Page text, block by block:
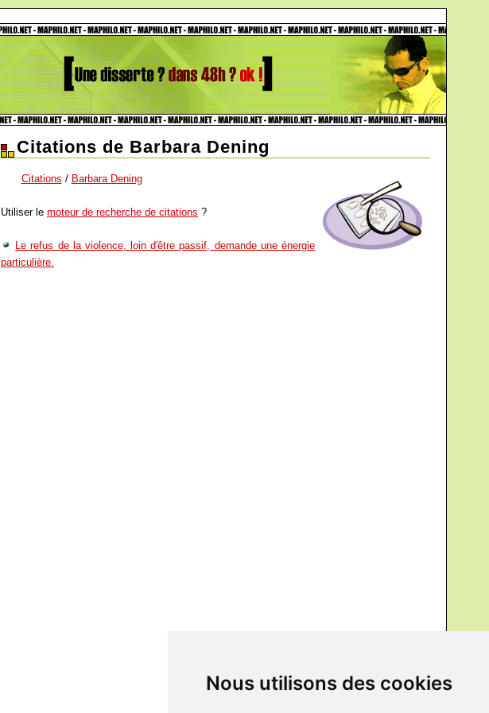
Nous utilisons des cookies
Citations de Barbara Dening
Citations / Barbara Dening
Utiliser le moteur de recherche de citations ?
Le refus de la violence, loin d'être passif, demande une énergie
particulière.